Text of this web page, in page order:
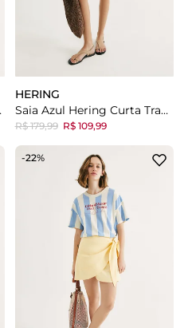
Lisa
HERING
Saia Azul Hering Curta Transpassada Em Ribana Lisa
R$ 179,99 R$ 109,99
-22%